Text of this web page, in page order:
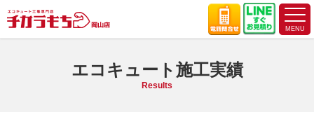
エコキュート施工実績
Results